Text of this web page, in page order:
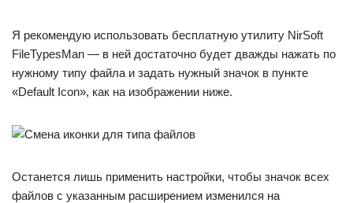
Я рекомендую использовать бесплатную утилиту NirSoft
FileTypesMan — в ней достаточно будет дважды нажать по
нужному типу файла и задать нужный значок в пункте
«Default Icon», как на изображении ниже.
Останется лишь применить настройки, чтобы значок всех
файлов с указанным расширением изменился на